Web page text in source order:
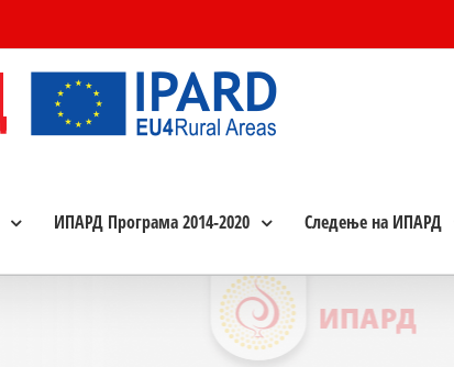
ИПАРД Програма 2014-2020 Следење на ИПАРД